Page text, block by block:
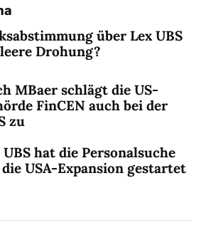
über Lex UBS
Drohung?
MBaer schlägt die US-
FinCEN auch bei der
zu
UBS hat die Personalsuche
USA-Expansion gestartet